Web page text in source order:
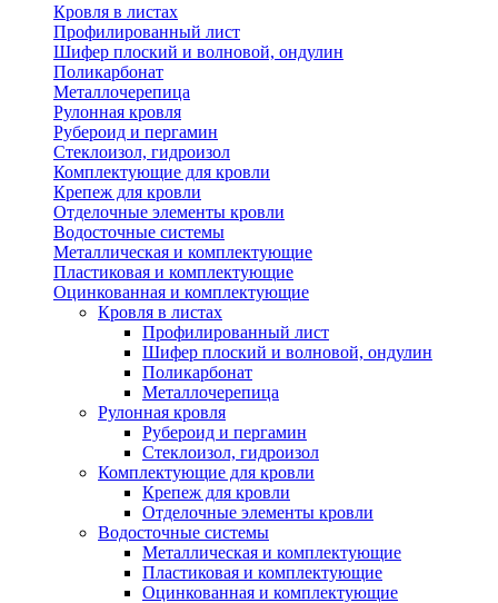
Кровля в листах
Профилированный лист
Шифер плоский и волновой, ондулин
Поликарбонат
Металлочерепица
Рулонная кровля
Рубероид и пергамин
Стеклоизол, гидроизол
Комплектующие для кровли
Крепеж для кровли
Отделочные элементы кровли
Водосточные системы
Металлическая и комплектующие
Пластиковая и комплектующие
Оцинкованная и комплектующие
Кровля в листах
Профилированный лист
Шифер плоский и волновой, ондулин
Поликарбонат
Металлочерепица
Рулонная кровля
Рубероид и пергамин
Стеклоизол, гидроизол
Комплектующие для кровли
Крепеж для кровли
Отделочные элементы кровли
Водосточные системы
Металлическая и комплектующие
Пластиковая и комплектующие
Оцинкованная и комплектующие